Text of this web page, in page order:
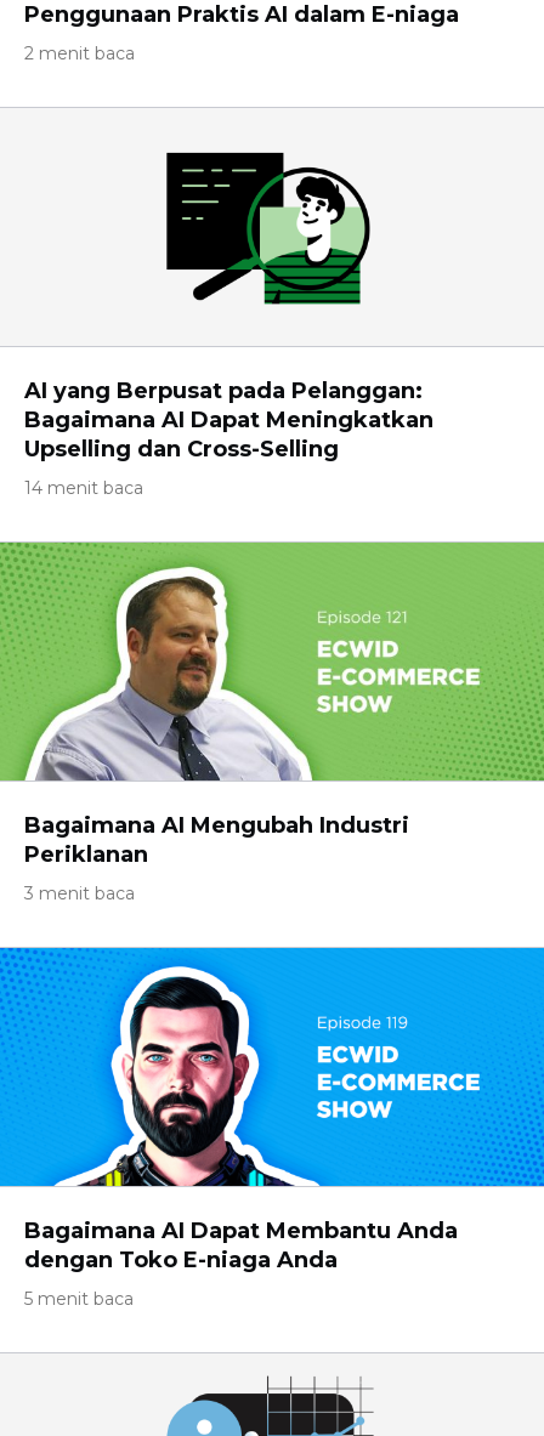
Penggunaan Praktis AI dalam E-niaga
2 menit baca
AI yang Berpusat pada Pelanggan:
Bagaimana AI Dapat Meningkatkan
Upselling dan Cross-Selling
14 menit baca
Bagaimana AI Mengubah Industri
Periklanan
3 menit baca
Bagaimana AI Dapat Membantu Anda
dengan Toko E-niaga Anda
5 menit baca